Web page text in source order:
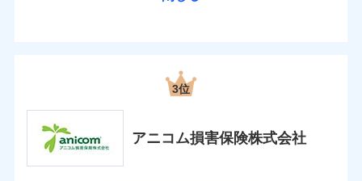
3位
アニコム損害保険株式会社